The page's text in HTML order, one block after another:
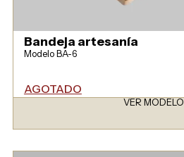
Bandeja artesanía
Modelo BA-6
AGOTADO
VER MODELO